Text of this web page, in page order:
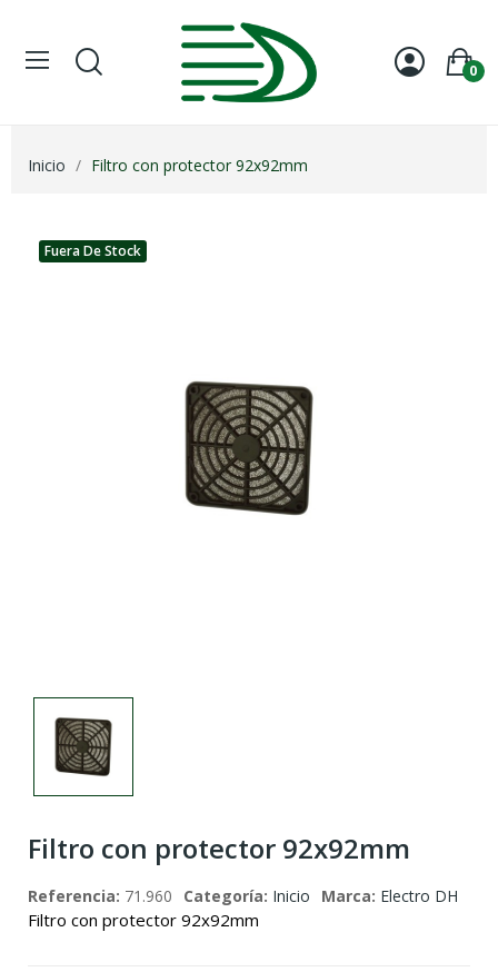
0
Inicio Filtro con protector 92x92mm
Fuera De Stock
Filtro con protector 92x92mm
Referencia: 71.960 Categoría: Inicio Marca: Electro DH
Filtro con protector 92x92mm